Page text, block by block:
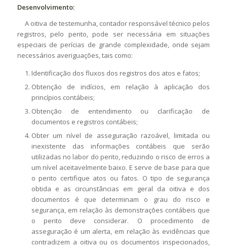
Desenvolvimento:
A oitiva de testemunha, contador responsável técnico pelos
registros, pelo perito, pode ser necessária em situações
especiais de perícias de grande complexidade, onde sejam
necessários averiguações, tais como:
Identificação dos fluxos dos registros dos atos e fatos;
Obtenção de indícios, em relação à aplicação dos
princípios contábeis;
Obtenção de entendimento ou clarificação de
documentos e registros contábeis;
Obter um nível de asseguração razoável, limitada ou
inexistente das informações contábeis que serão
utilizadas no labor do perito, reduzindo o risco de erros a
um nível aceitavelmente baixo. E serve de base para que
o perito certifique atos ou fatos. O tipo de segurança
obtida e as circunstâncias em geral da oitiva e dos
documentos é que determinam o grau do risco e
segurança, em relação às demonstrações contábeis que
o perito deve considerar. O procedimento de
asseguração é um alerta, em relação às evidências que
contradizem a oitiva ou os documentos inspecionados,